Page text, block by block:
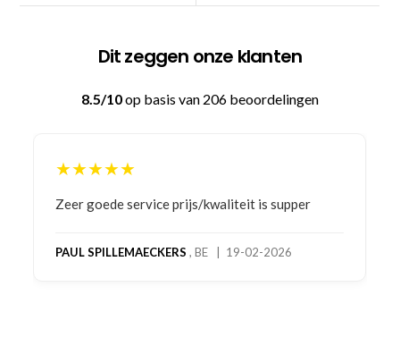
Dit zeggen onze klanten
8.5/10op basis van 206 beoordelingen
★★★★★
Bestelling gedaan vanwege goede prijzen en
bestelling al ontvangen met gifts, waardoor je